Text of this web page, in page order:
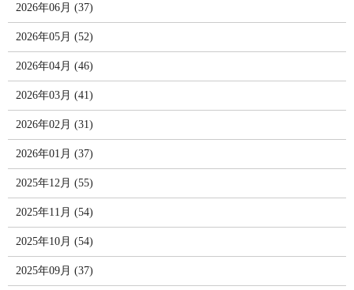
2026年06月 (37)
2026年05月 (52)
2026年04月 (46)
2026年03月 (41)
2026年02月 (31)
2026年01月 (37)
2025年12月 (55)
2025年11月 (54)
2025年10月 (54)
2025年09月 (37)